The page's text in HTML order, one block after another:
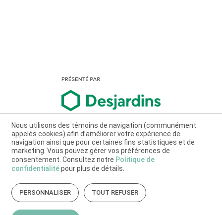
Nous utilisons des témoins de navigation (communément
appelés cookies) afin d’améliorer votre expérience de
navigation ainsi que pour certaines fins statistiques et de
marketing. Vous pouvez gérer vos préférences de
consentement. Consultez notre Politique de
confidentialitépour plus de détails.
PERSONNALISER TOUT REFUSER